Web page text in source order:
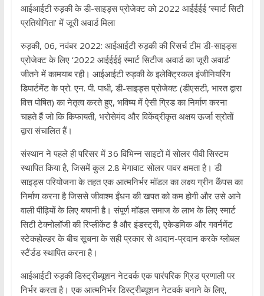
आईआईटी रुड़की के डी-साइड्स प्रोजेक्ट को 2022 आईईईई ‘स्मार्ट सिटी
प्रतियोगिता’ में जूरी अवार्ड मिला
रुड़की, 06, नवंबर 2022: आईआईटी रुड़की की रिसर्च टीम डी-साइड्स
प्रोजेक्ट के लिए ‘2022 आईईईई स्मार्ट सिटीज अवार्ड का जूरी अवार्ड’
जीतने में कामयाब रही। आईआईटी रुड़की के इलेक्ट्रिकल इंजीनियरिंग
डिपार्टमेंट के प्रो. एन. पी. पाधी, डी-साइड्स प्रोजेक्ट (डीएसटी, भारत द्वारा
वित्त पोषित) का नेतृत्व करते हुए, भविष्य में ऐसी ग्रिड का निर्माण करना
चाहते हैं जो कि किफायती, भरोसेमंद और विकेंद्रीकृत अक्षय ऊर्जा स्रोतों
द्वारा संचालित हैं।
संस्थान ने पहले ही परिसर में 36 विभिन्न साइटों में सोलर पीवी सिस्टम
स्थापित किया है, जिसमें कुल 2.8 मेगावाट सोलर पावर क्षमता है। डी
साइड्स परियोजना के तहत एक आत्मनिर्भर मॉडल का लक्ष्य ग्रीन कैंपस का
निर्माण करना है जिससे जीवाश्म ईंधन की खपत को कम होगी और उसे आने
वाली पीढ़ियों के लिए बचानी है। संपूर्ण मॉडल समाज के लाभ के लिए स्मार्ट
सिटी टेक्नोलॉजी की रिप्लीकेंट है और इंडस्ट्री, एकेडमिक और गवर्नमेंट
स्टेकहोल्डर के बीच सूचना के सही प्रकार से आदान-प्रदान करके ग्लोबल
स्टैंर्डड स्थापित करना है।
आईआईटी रुड़की डिस्ट्रीब्यूशन नेटवर्क एक पारंपरिक ग्रिड प्रणाली पर
निर्भर करता है। एक आत्मनिर्भर डिस्ट्रीब्यूशन नेटवर्क बनाने के लिए,